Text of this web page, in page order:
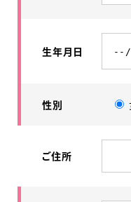
生年月日
性別
ご住所